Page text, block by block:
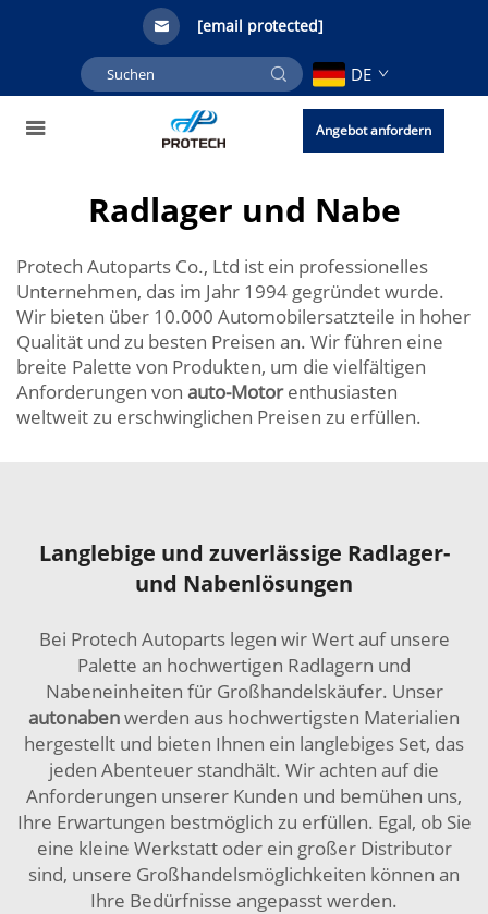
[email protected]
DE
Angebot anfordern
Radlager und Nabe
Protech Autoparts Co., Ltd ist ein professionelles
Unternehmen, das im Jahr 1994 gegründet wurde.
Wir bieten über 10.000 Automobilersatzteile in hoher
Qualität und zu besten Preisen an. Wir führen eine
breite Palette von Produkten, um die vielfältigen
Anforderungen von auto-Motorenthusiasten
weltweit zu erschwinglichen Preisen zu erfüllen.
Langlebige und zuverlässige Radlager-
und Nabenlösungen
Bei Protech Autoparts legen wir Wert auf unsere
Palette an hochwertigen Radlagern und
Nabeneinheiten für Großhandelskäufer. Unser
autonabenwerden aus hochwertigsten Materialien
hergestellt und bieten Ihnen ein langlebiges Set, das
jeden Abenteuer standhält. Wir achten auf die
Anforderungen unserer Kunden und bemühen uns,
Ihre Erwartungen bestmöglich zu erfüllen. Egal, ob Sie
eine kleine Werkstatt oder ein großer Distributor
sind, unsere Großhandelsmöglichkeiten können an
Ihre Bedürfnisse angepasst werden.